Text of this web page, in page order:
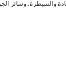
والسيطرة، وسائر